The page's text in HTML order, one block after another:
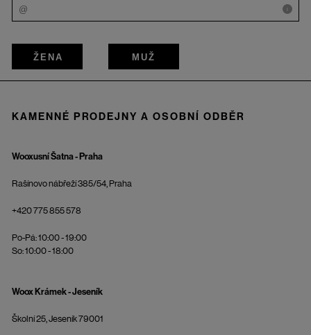
i
ŽENA MUŽ
KAMENNÉ PRODEJNY A OSOBNÍ ODBĚR
Wooxusní Šatna - Praha
Rašínovo nábřeží 385/54, Praha
+420 775 855 578
Po-Pá: 10:00 - 19:00
So: 10:00 - 18:00
Woox Krámek - Jeseník
Školní 25, Jeseník 79001